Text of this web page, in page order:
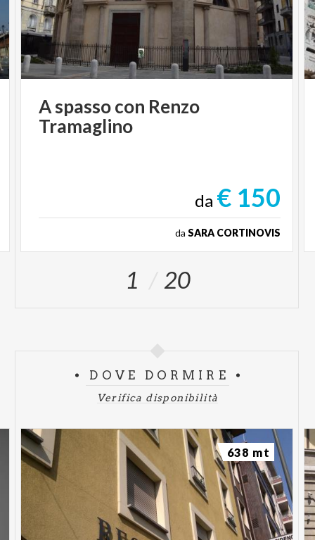
Aspassocon Renzo
Tramaglino
da € 150
da SARA CORTINOVIS
1 20
DOVE DORMIRE
Verifica disponibilità
638 mt